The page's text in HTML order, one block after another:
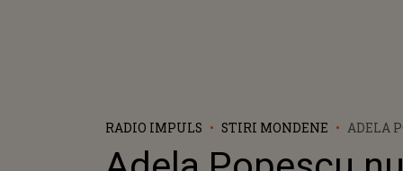
RADIO IMPULS STIRI MONDENE
ADELA
MAI. CE